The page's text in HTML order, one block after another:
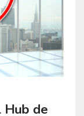
Hub de